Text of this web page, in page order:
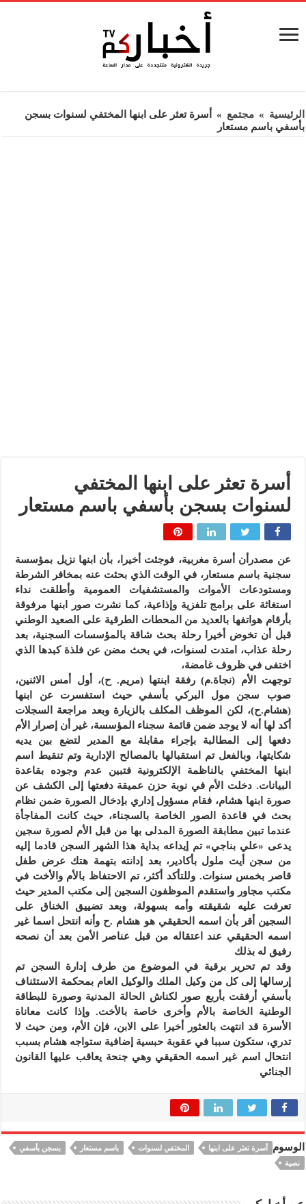
الرئيسية » مجتمع »
أسرة تعثر على ابنها المختفي لسنوات بسجن
بأسفي باسم مستعار
أسرة تعثر على ابنها المختفي
لسنوات بسجن بأسفي باسم مستعار
عن مصدرأن أسرة مغربية، فوجئت أخيرا، بأن ابنها نزيل بمؤسسة
سجنية باسم مستعار، في الوقت الذي بحثت عنه بمخافر الشرطة
ومستودعات الأموات والمستشفيات العمومية وأطلقت نداء
استغاثة على برامج تلفزية وإذاعية، كما نشرت صور ابنها مرفوقة
بأرقام هواتفها بالعديد من المحطات الطرقية على الصعيد الوطني
قبل أن تخوض أخيرا رحلة بحث شاقة بالمؤسسات السجنية، بعد
رحلة عذاب، امتدت لسنوات، في بحث مضن عن فلذة كبدها الذي
اختفى في ظروف غامضة،
توجهت الأم (نجاة.م) رفقة ابنتها (مريم. ح)، أول أمس الاثنين،
صوب سجن مول البركي بأسفي حيث استفسرت عن ابنها
(هشام.ح)، لكن الموظف المكلف بالزيارة وبعد مراجعة السجلات
أكد لها أنه لا يوجد ضمن قائمة سجناء المؤسسة، غير أن إصرار الأم
دفعها إلى المطالبة بإجراء مقابلة مع المدير لتضع بين يديه
شكايتها، وبالفعل تم استقبالها بالمصالح الإدارية وتم تنقيط اسم
ابنها المختفي بالناظمة الإلكترونية فتبين عدم وجوده بقاعدة
البيانات. دخلت الأم في نوبة حزن عميقة دفعتها إلى الكشف عن
صورة ابنها هشام، فقام مسؤول إداري بإدخال الصورة ضمن نظام
بحث في قاعدة الصور الخاصة بالسجناء، حيث كانت المفاجأة
عندما تبين مطابقة الصورة المدلى بها من قبل الأم لصورة سجين
يدعى «علي بناجي» تم إيداعه بداية هذا الشهر السجن قادما إليه
من سجن أيت ملول بأكادير، بعد إدانته بتهمة هتك عرض طفل
قاصر بخمس سنوات. وللتأكد أكثر، تم الاحتفاظ بالأم والأخت في
مكتب مجاور واستقدم الموظفون السجين إلى مكتب المدير حيث
تعرفت عليه شقيقته وأمه بسهولة، وبعد تضييق الخناق على
السجين أقر بأن اسمه الحقيقي هو هشام .ح وأنه انتحل اسما غير
اسمه الحقيقي عند اعتقاله من قبل عناصر الأمن بعد أن نصحه
رفيق له بذلك
وقد تم تحرير برقية في الموضوع من طرف إدارة السجن تم
إرسالها إلى كل من وكيل الملك والوكيل العام بمحكمة الاستئناف
بأسفي أرفقت بأربع صور لكناش الحالة المدنية وصورة للبطاقة
الوطنية الخاصة بالأم وأخرى خاصة بالأخت. وإذا كانت معاناة
الأسرة قد انتهت بالعثور أخيرا على الابن، فإن الأم، ومن حيث لا
تدري، ستكون سببا في عقوبة حبسية إضافية ستواجه هشام بسبب
انتحال اسم غير اسمه الحقيقي وهي جنحة يعاقب عليها القانون
الجنائي
الوسوم أسرة تعثر على ابنها المختفي لسنوات باسم مستعار
بسجن بأسفي
نصية